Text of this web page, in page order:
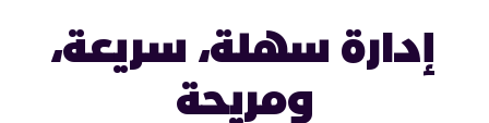
إدارة سهلة، سريعة،
ومريحة